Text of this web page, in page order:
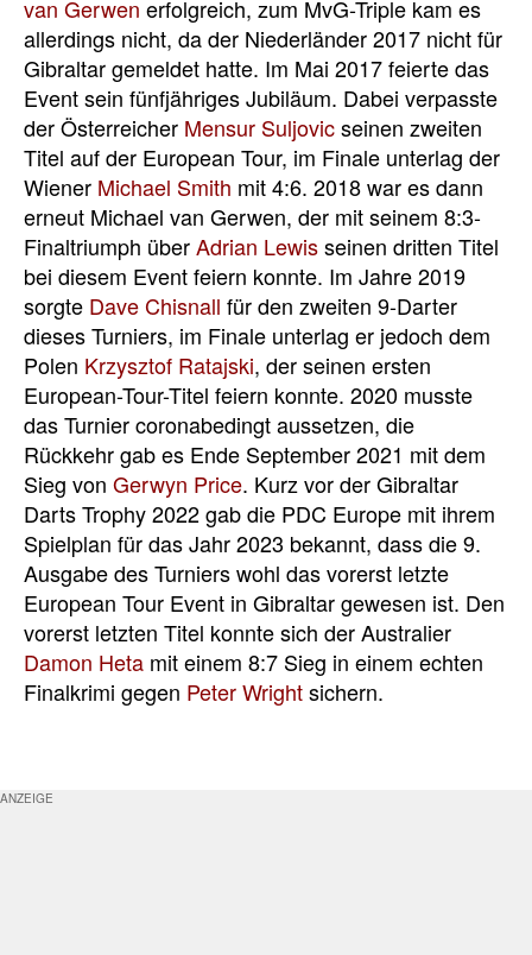
van Gerwen erfolgreich, zum MvG-Triple kam es
allerdings nicht, da der Niederländer 2017 nicht für
Gibraltar gemeldet hatte. Im Mai 2017 feierte das
Event sein fünfjähriges Jubiläum. Dabei verpasste
der Österreicher Mensur Suljovicseinen zweiten
Titel auf der European Tour, im Finale unterlag der
Wiener Michael Smith mit 4:6. 2018 war es dann
erneut Michael van Gerwen, der mit seinem 8:3-
Finaltriumph überAdrian Lewisseinen dritten Titel
bei diesem Event feiern konnte. Im Jahre 2019
sorgte Dave Chisnall für den zweiten 9-Darter
dieses Turniers, im Finale unterlag er jedoch dem
Polen Krzysztof Ratajski, der seinen ersten
European-Tour-Titel feiern konnte. 2020 musste
das Turnier coronabedingt aussetzen, die
Rückkehr gab es Ende September 2021 mit dem
Sieg von Gerwyn Price. Kurz vor der Gibraltar
Darts Trophy 2022 gab die PDC Europe mit ihrem
Spielplan für das Jahr 2023 bekannt, dass die 9.
Ausgabe des Turniers wohl das vorerst letzte
European Tour Event in Gibraltar gewesen ist. Den
vorerst letzten Titel konnte sich der Australier
Damon Heta mit einem 8:7 Sieg in einem echten
Finalkrimi gegen Peter Wrightsichern.